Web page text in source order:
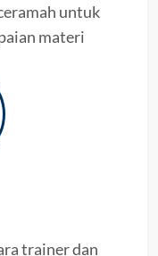
untuk
materi
trainer dan